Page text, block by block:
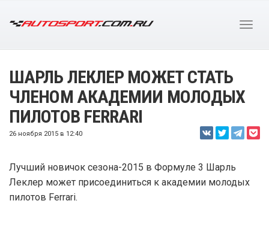
ШАРЛЬ ЛЕКЛЕР МОЖЕТ СТАТЬ
ЧЛЕНОМ АКАДЕМИИ МОЛОДЫХ
ПИЛОТОВ FERRARI
26 ноября 2015 в 12:40
Лучший новичок сезона-2015 в Формуле 3 Шарль
Леклер может присоединиться к академии молодых
пилотов Ferrari.